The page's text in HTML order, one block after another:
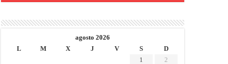
agosto 2026
L
M X J V S
D
1
2